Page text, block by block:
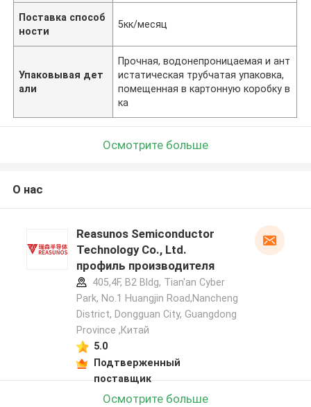
Поставка способ
ности
5кк/месяц
Упаковывая дет
али
Прочная, водонепроницаемая и ант
истатическая трубчатая упаковка,
помещенная в картонную коробку в
ка
Осмотрите больше
О нас
Reasunos Semiconductor
Technology Co., Ltd.
профиль производителя
405,4F, B2 Bldg, Tian'an Cyber
Park, No.1 Huangjin Road,Nancheng
District, Dongguan City, Guangdong
Province ,Китай
5.0
Подтверженный
поставщик
Осмотрите больше